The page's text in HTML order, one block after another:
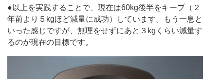
●以上を実践することで、現在は60kg後半をキープ（２
年前より５kgほど減量に成功）しています。もう一息と
いった感じですが、無理をせずにあと３kgくらい減量す
るのが現在の目標です。